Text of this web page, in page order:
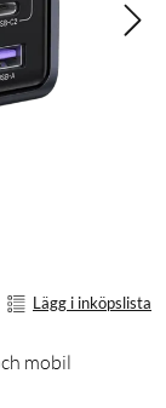
Lägg i inköpslista
mobil